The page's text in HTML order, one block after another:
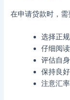
在申请贷款时，需
选择正
仔细阅
评估自
保持良
注意汇